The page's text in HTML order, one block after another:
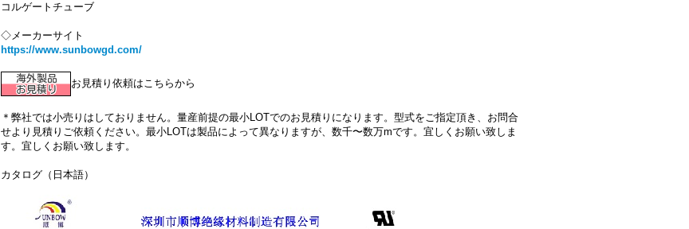
コルゲートチューブ
◇メーカーサイト
https://www.sunbowgd.com/
お見積り依頼はこちらから
＊弊社では小売りはしておりません。量産前提の最小LOTでのお見積りになります。型式をご指定頂き、お問合
せより見積りご依頼ください。最小LOTは製品によって異なりますが、数千〜数万mです。宜しくお願い致しま
す。宜しくお願い致します。
カタログ（日本語）